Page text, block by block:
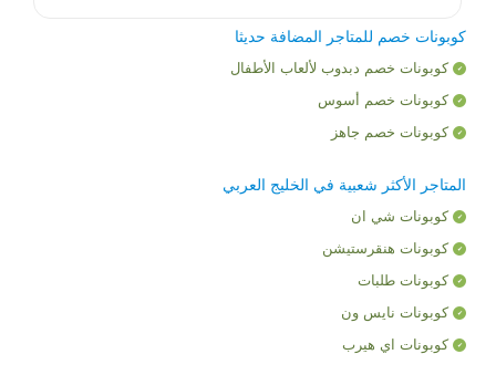
كوبونات خصم للمتاجر المضافة حديثا
كوبونات خصم دبدوب لألعاب الأطفال
كوبونات خصم أسوس
كوبونات خصم جاهز
المتاجر الأكثر شعبية في الخليج العربي
كوبونات شي ان
كوبونات هنقرستيشن
كوبونات طلبات
كوبونات نايس ون
كوبونات اي هيرب